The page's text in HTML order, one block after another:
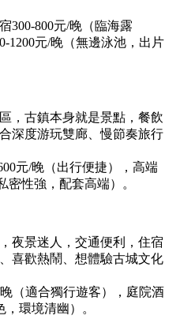
300-800元/晚（臨海露
1200元/晚（無邊泳池，出片
，古鎮本身就是景點，餐飲
深度游玩雙廊、慢節奏旅行
元/晚（出行便捷），高端
密性強，配套高端）。
夜景迷人，交通便利，住宿
喜歡熱鬧、想體驗古城文化
（適合獨行遊客），庭院酒
，環境清幽）。